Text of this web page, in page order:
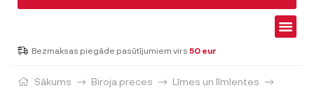
Bezmaksas piegāde pasūtījumiem virs 50 eur
Sākums Biroja preces
Līmes un līmlentes